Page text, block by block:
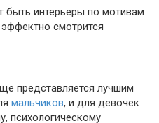
быть интерьеры по мотивам
смотрится
представляется лучшим
мальчиков, и для девочек
психологическому